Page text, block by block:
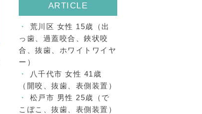
ARTICLE
荒川区 女性 15歳（出
っ歯、過蓋咬合、鋏状咬
合、抜歯、ホワイトワイヤ
ー）
八千代市 女性 41歳
（開咬、抜歯、表側装置）
松戸市 男性 25歳（で
こぼこ、抜歯、表側装置）